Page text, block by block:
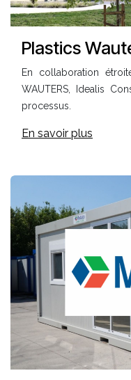
Plastics
En collaboration
WAUTERS, Idealis
processus.
En savoir plus